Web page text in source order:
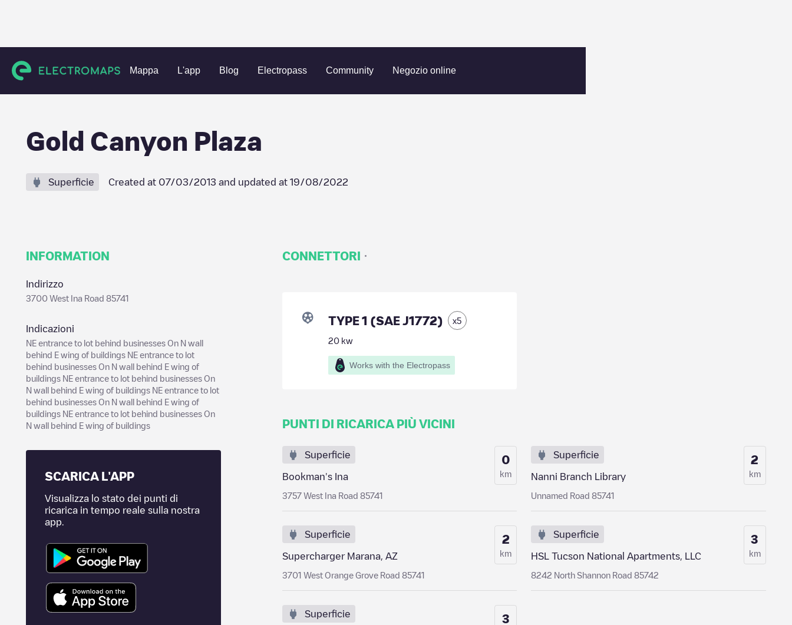
Mappa L'app Blog Electropass Community Negozio online
Charging stations Stati Uniti Pima County Tucson Gold Canyon Plaza
Gold Canyon Plaza
Superficie Created at 07/03/2013 and updated at 19/08/2022
INFORMATION
Indirizzo
3700 West Ina Road 85741
Indicazioni
NE entrance to lot behind businesses On N wall
behind E wing of buildings NE entrance to lot
behind businesses On N wall behind E wing of
buildings NE entrance to lot behind businesses On
N wall behind E wing of buildings NE entrance to lot
behind businesses On N wall behind E wing of
buildings NE entrance to lot behind businesses On
N wall behind E wing of buildings
SCARICA L'APP
Visualizza lo stato dei punti di
ricarica in tempo reale sulla nostra
app.
CONNETTORI ·
TYPE 1 (SAE J1772) x5
20kw
Works with the Electropass
PUNTI DI RICARICA PIÙ VICINI
Superficie
Bookman's Ina
3757 West Ina Road 85741
0
km
Superficie
Nanni Branch Library
Unnamed Road 85741
2
km
Superficie
Supercharger Marana, AZ
3701 West Orange Grove Road 85741
2
km
Superficie
HSL Tucson National Apartments, LLC
8242 North Shannon Road 85742
3
km
Superficie 3